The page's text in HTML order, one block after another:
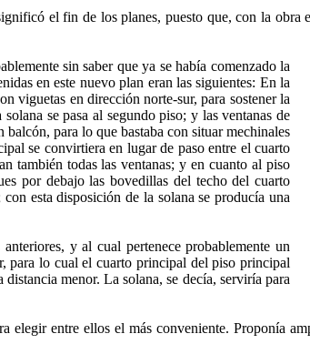
el fin de los planes, puesto que, con la obra
sin saber que ya se había comenzado la
en este nuevo plan eran las siguientes: En la
viguetas en dirección norte-sur, para sostener la
se pasa al segundo piso; y las ventanas de
para lo que bastaba con situar mechinales
se convirtiera en lugar de paso entre el cuarto
también todas las ventanas; y en cuanto al piso
por debajo las bovedillas del techo del cuarto
esta disposición de la solana se producía una
y al cual pertenece probablemente un
para lo cual el cuarto principal del piso principal
menor. La solana, se decía, serviría para
entre ellos el más conveniente. Proponía